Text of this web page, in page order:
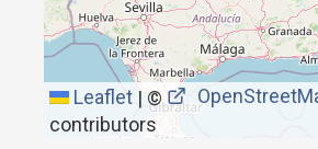
Leaflet | ©
contributors